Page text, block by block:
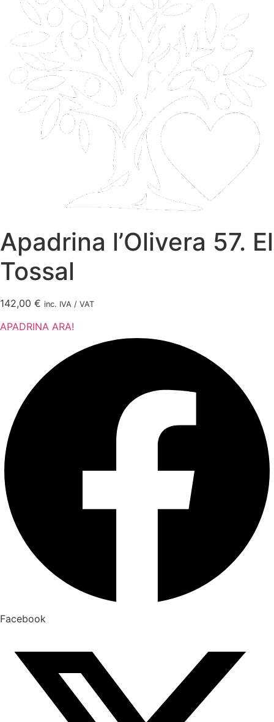
Apadrina l’Olivera 57. El
Tossal
142,00 € inc. IVA / VAT
APADRINA ARA!
Facebook